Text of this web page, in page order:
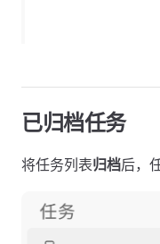
已归档任务
将任务列表归档后，